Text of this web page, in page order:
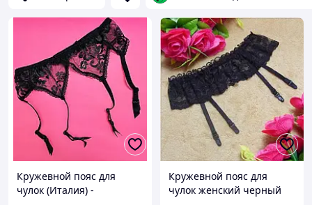
Кружевной пояс для
чулок (Италия) -
Кружевной пояс для
чулок женский черный